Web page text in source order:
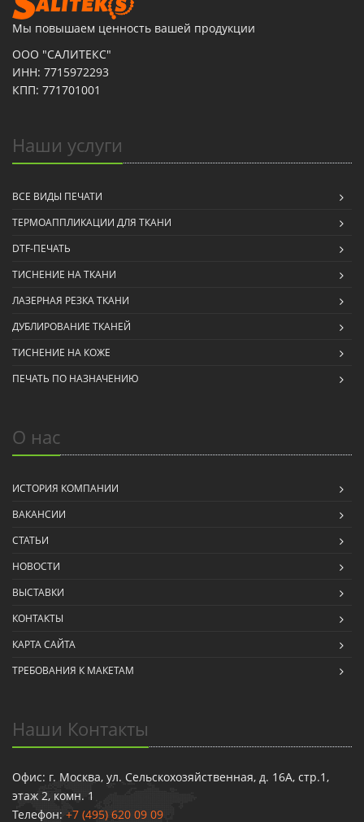
Мы повышаем ценность вашей продукции
ООО "САЛИТЕКС"
ИНН: 7715972293
КПП: 771701001
Наши услуги
ВСЕ ВИДЫ ПЕЧАТИ
ТЕРМОАППЛИКАЦИИ ДЛЯ ТКАНИ
DTF-ПЕЧАТЬ
ТИСНЕНИЕ НА ТКАНИ
ЛАЗЕРНАЯ РЕЗКА ТКАНИ
ДУБЛИРОВАНИЕ ТКАНЕЙ
ТИСНЕНИЕ НА КОЖЕ
ПЕЧАТЬ ПО НАЗНАЧЕНИЮ
О нас
ИСТОРИЯ КОМПАНИИ
ВАКАНСИИ
СТАТЬИ
НОВОСТИ
ВЫСТАВКИ
КОНТАКТЫ
КАРТА САЙТА
ТРЕБОВАНИЯ К МАКЕТАМ
Наши Контакты
Офис: г. Москва, ул. Сельскохозяйственная, д. 16А, стр.1,
этаж 2, комн. 1
Телефон: +7 (495) 620 09 09